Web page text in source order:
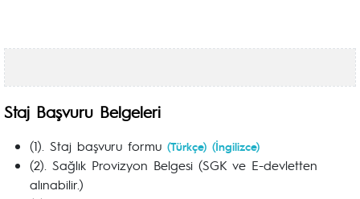
Staj Başvuru Belgeleri
(1). Staj başvuru formu (Türkçe) (İngilizce)
(2). Sağlık Provizyon Belgesi (SGK ve E-devletten
alınabilir.)